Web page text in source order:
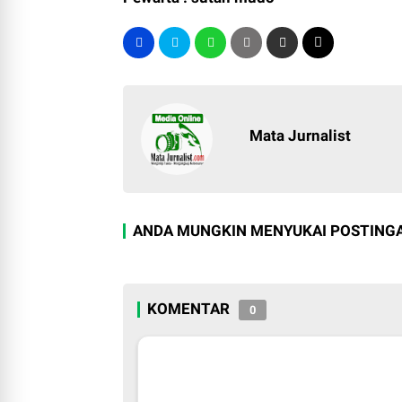
Mata Jurnalist
ANDA MUNGKIN MENYUKAI
KOMENTAR 0